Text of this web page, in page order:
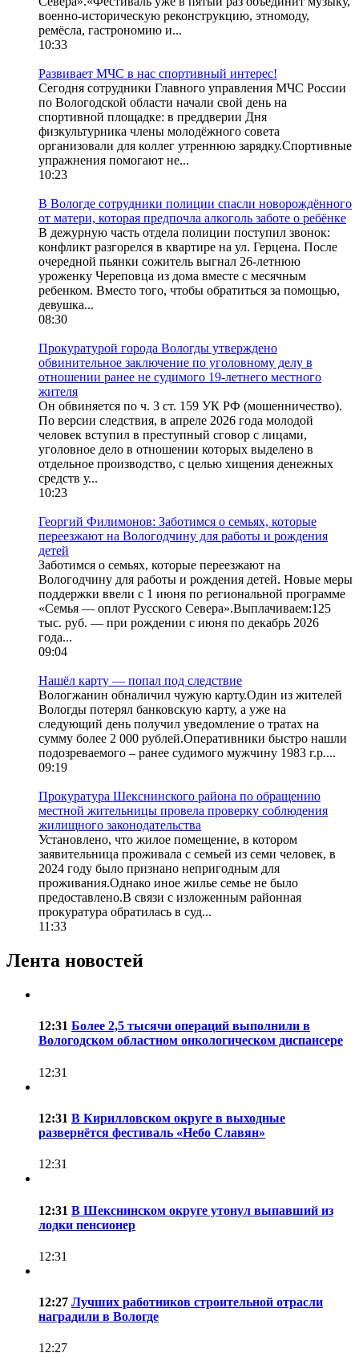
военно-историческую реконструкцию, этномоду,
ремёсла, гастрономию и...
10:33
Развивает МЧС в нас спортивный интерес!
Сегодня сотрудники Главного управления МЧС России
по Вологодской области начали свой день на
спортивной площадке: в преддверии Дня
физкультурника члены молодёжного совета
организовали для коллег утреннюю зарядку.Спортивные
упражнения помогают не...
10:23
В Вологде сотрудники полиции спасли новорождённого
от матери, которая предпочла алкоголь заботе о ребёнке
В дежурную часть отдела полиции поступил звонок:
конфликт разгорелся в квартире на ул. Герцена. После
очередной пьянки сожитель выгнал 26-летнюю
уроженку Череповца из дома вместе с месячным
ребенком. Вместо того, чтобы обратиться за помощью,
девушка...
08:30
Прокуратурой города Вологды утверждено
обвинительное заключение по уголовному делу в
отношении ранее не судимого 19-летнего местного
жителя
Он обвиняется по ч. 3 ст. 159 УК РФ (мошенничество).
По версии следствия, в апреле 2026 года молодой
человек вступил в преступный сговор с лицами,
уголовное дело в отношении которых выделено в
отдельное производство, с целью хищения денежных
средств у...
10:23
Георгий Филимонов: Заботимся о семьях, которые
переезжают на Вологодчину для работы и рождения
детей
Заботимся о семьях, которые переезжают на
Вологодчину для работы и рождения детей. Новые меры
поддержки ввели с 1 июня по региональной программе
«Семья — оплот Русского Севера».Выплачиваем:125
тыс. руб. — при рождении с июня по декабрь 2026
года...
09:04
Нашёл карту — попал под следствие
Вологжанин обналичил чужую карту.Один из жителей
Вологды потерял банковскую карту, а уже на
следующий день получил уведомление о тратах на
сумму более 2 000 рублей.Оперативники быстро нашли
подозреваемого – ранее судимого мужчину 1983 г.р....
09:19
Прокуратура Шекснинского района по обращению
местной жительницы провела проверку соблюдения
жилищного законодательства
Установлено, что жилое помещение, в котором
заявительница проживала с семьей из семи человек, в
2024 году было признано непригодным для
проживания.Однако иное жилье семье не было
предоставлено.В связи с изложенным районная
прокуратура обратилась в суд...
11:33
Лента новостей
12:31 Более 2,5 тысячи операций выполнили в
Вологодском областном онкологическом диспансере
12:31
12:31 В Кирилловском округе в выходные
развернётся фестиваль «Небо Славян»
12:31
12:31 В Шекснинском округе утонул выпавший из
лодки пенсионер
12:31
12:27 Лучших работников строительной отрасли
наградили в Вологде
12:27